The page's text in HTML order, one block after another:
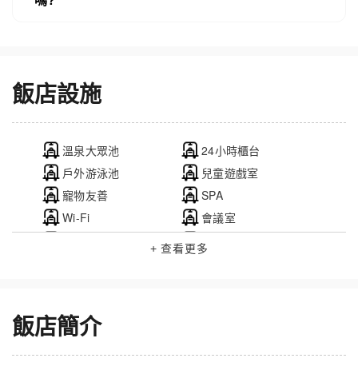
飯店設施
溫泉大眾池
24小時櫃台
戶外游泳池
兒童遊戲室
寵物友善
SPA
Wi-Fi
會議室
電動車友善
+ 查看更多
飯店簡介